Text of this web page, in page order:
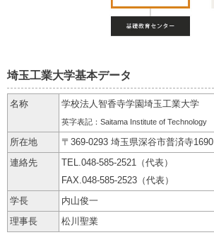
埼玉工業大学基本データ
名称 学校法人智香寺学園埼玉工業大学
英字表記：Saitama Institute of Technology
所在地 〒369-0293 埼玉県深谷市普済寺1690
連絡先
TEL.048-585-2521（代表）
FAX.048-585-2523（代表）
学長 内山俊一
理事長 松川聖業